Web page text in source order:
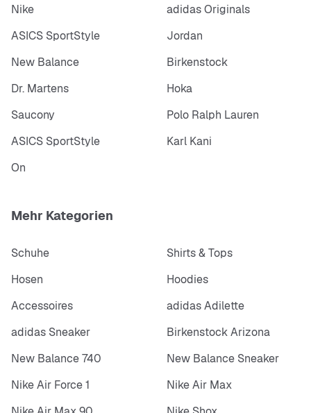
Nike
adidas Originals
ASICS SportStyle
Jordan
New Balance
Birkenstock
Dr. Martens
Hoka
Saucony
Polo Ralph Lauren
ASICS SportStyle
Karl Kani
On
Mehr Kategorien
Schuhe
Shirts & Tops
Hosen
Hoodies
Accessoires
adidas Adilette
adidas Sneaker
Birkenstock Arizona
New Balance 740
New Balance Sneaker
Nike Air Force 1
Nike Air Max